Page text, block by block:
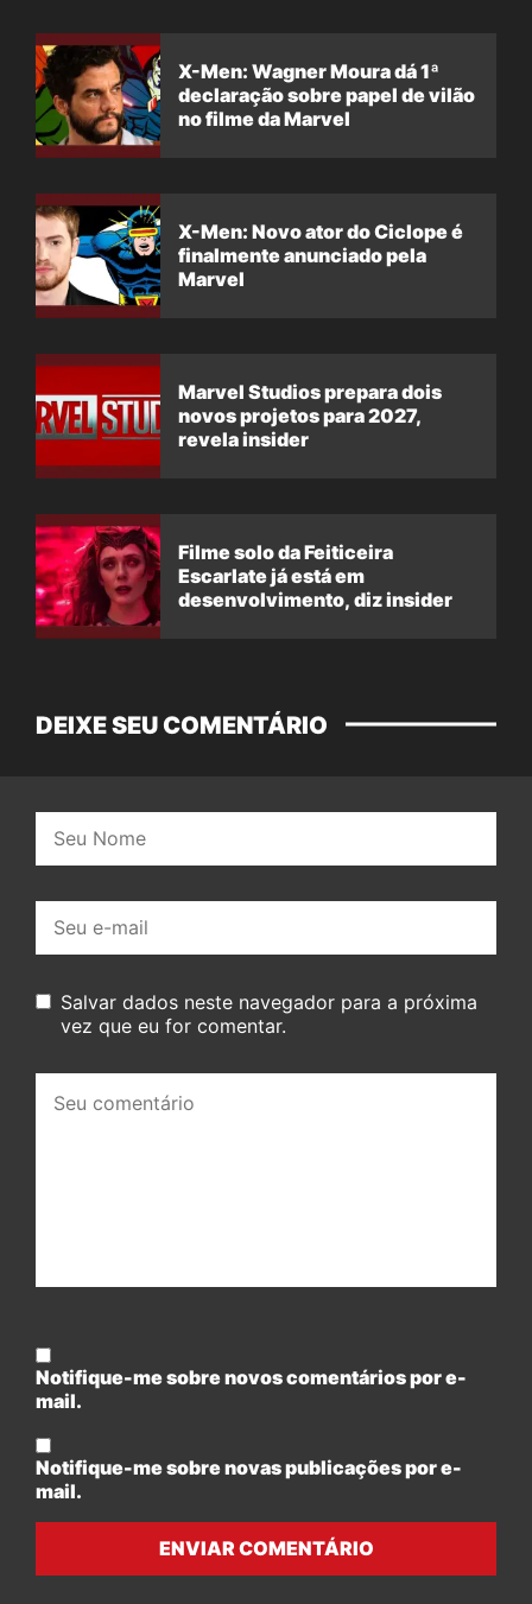
X-Men: Wagner Moura dá 1ª
declaração sobre papel de vilão
no filme da Marvel
X-Men: Novo ator do Ciclope é
finalmente anunciado pela
Marvel
Marvel Studios prepara dois
novos projetos para 2027,
revela insider
Filme solo da Feiticeira
Escarlate já está em
desenvolvimento, diz insider
DEIXE SEU COMENTÁRIO
mail:
Salvar dados neste navegador para a próxima
vez que eu for comentar.
comentário:
Notifique-me sobre novos comentários por e-
mail.
Notifique-me sobre novas publicações por e-
mail.
ENVIAR COMENTÁRIO